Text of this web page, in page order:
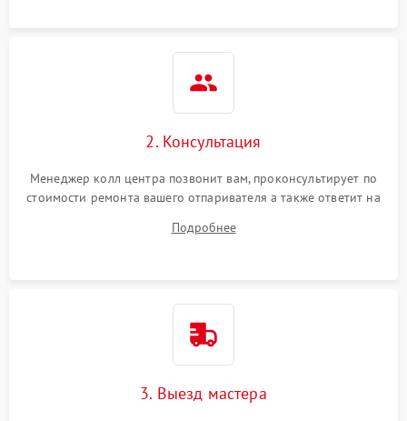
2. Консультация
Менеджер колл центра позвонит вам, проконсультирует по
стоимости ремонта вашего отпаривателя а также ответит на
Подробнее
3. Выезд мастера